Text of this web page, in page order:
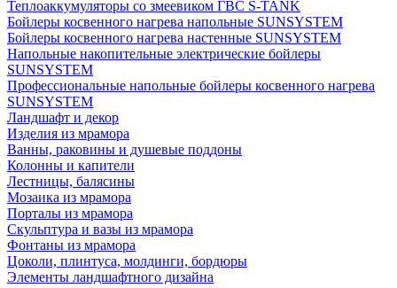
Теплоаккумуляторы со змеевиком ГВС S-TANK
Бойлеры косвенного нагрева напольные SUNSYSTEM
Бойлеры косвенного нагрева настенные SUNSYSTEM
Напольные накопительные электрические бойлеры
SUNSYSTEM
Профессиональные напольные бойлеры косвенного нагрева
SUNSYSTEM
Ландшафт и декор
Изделия из мрамора
Ванны, раковины и душевые поддоны
Колонны и капители
Лестницы, балясины
Мозаика из мрамора
Порталы из мрамора
Скульптура и вазы из мрамора
Фонтаны из мрамора
Цоколи, плинтуса, молдинги, бордюры
Элементы ландшафтного дизайна